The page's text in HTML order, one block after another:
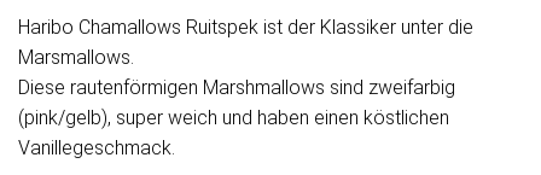
Haribo Chamallows Ruitspek ist der Klassiker unter die
Marsmallows.
Diese rautenförmigen Marshmallows sind zweifarbig
(pink/gelb), super weich und haben einen köstlichen
Vanillegeschmack.